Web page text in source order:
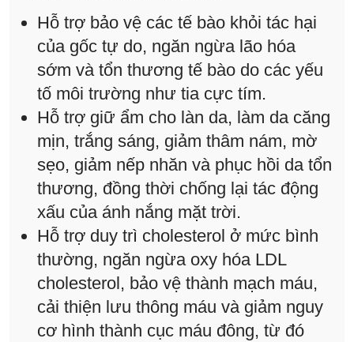
Hỗ trợ bảo vệ các tế bào khỏi tác hại
của gốc tự do, ngăn ngừa lão hóa
sớm và tổn thương tế bào do các yếu
tố môi trường như tia cực tím.
Hỗ trợ giữ ẩm cho làn da, làm da căng
mịn, trắng sáng, giảm thâm nám, mờ
sẹo, giảm nếp nhăn và phục hồi da tổn
thương, đồng thời chống lại tác động
xấu của ánh nắng mặt trời.
Hỗ trợ duy trì cholesterol ở mức bình
thường, ngăn ngừa oxy hóa LDL
cholesterol, bảo vệ thành mạch máu,
cải thiện lưu thông máu và giảm nguy
cơ hình thành cục máu đông, từ đó